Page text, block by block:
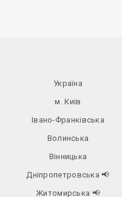
Україна
м. Київ
Івано-Франківська
Волинська
Вінницька
Дніпропетровська📢
Житомирська 📢